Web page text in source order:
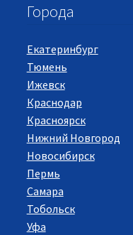
Города
Екатеринбург
Тюмень
Ижевск
Краснодар
Красноярск
Нижний Новгород
Новосибирск
Пермь
Самара
Тобольск
Уфа